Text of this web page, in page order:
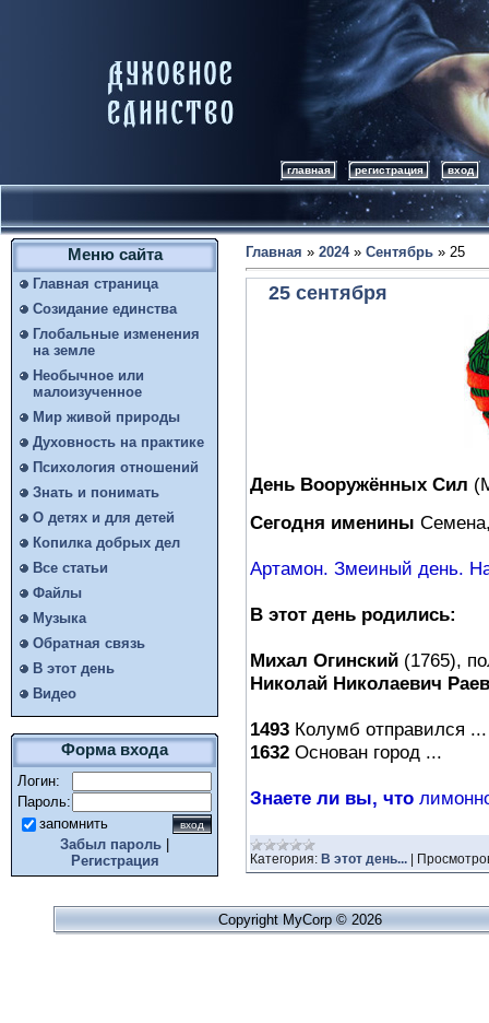
главная регистрация вход
Меню сайта
Главная страница
Созидание единства
Глобальные изменения
на земле
Необычное или
малоизученное
Мир живой природы
Духовность на практике
Психология отношений
Знать и понимать
О детях и для детей
Копилка добрых дел
Все статьи
Файлы
Музыка
Обратная связь
В этот день
Видео
Форма входа
Логин:
Пароль:
запомнить
Забыл пароль
Регистрация
Главная » 2024 » Сентябрь » 25
25 сентября
День Вооружённых Сил
Сегодня именины
Артамон. Змеиный день.
В этот день родились:
Михал Огинский (1765),
Николай Николаевич
1493 Колумб отправился ...
1632 Основан город ...
Знаете ли вы, что
Категория: В этот день... |
Copyright MyCorp © 2026